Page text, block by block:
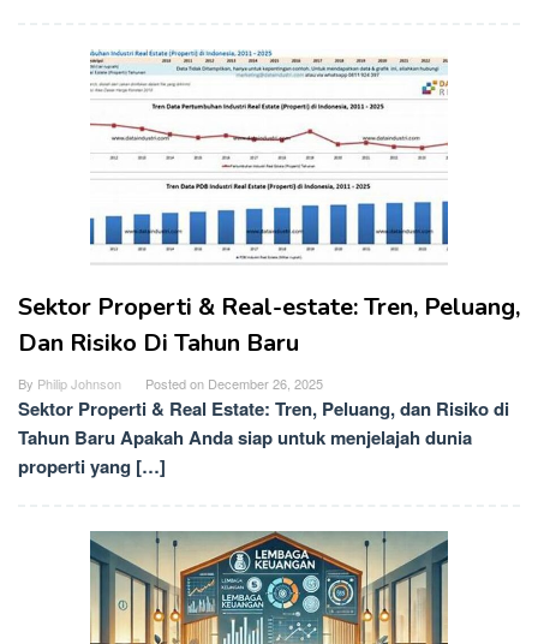
Sektor Properti & Real-estate: Tren, Peluang,
Dan Risiko Di Tahun Baru
By Philip Johnson Posted on December 26, 2025
Sektor Properti & Real Estate: Tren, Peluang, dan Risiko di
Tahun Baru Apakah Anda siap untuk menjelajah dunia
properti yang […]